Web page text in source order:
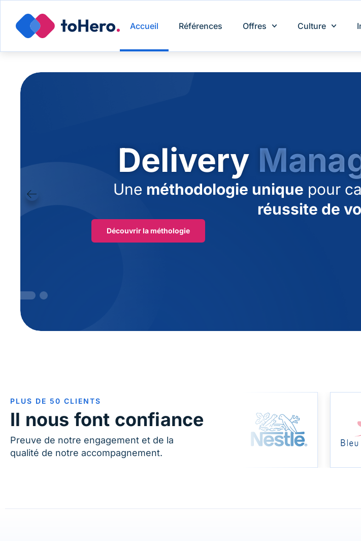
Accueil Références Offres Culture
Delivery
Une méthodologie unique pour
réussite de
Découvrir la méthologie
PLUS DE 50 CLIENTS
Il nous font confiance
Preuve de notre engagement et de la
qualité de notre accompagnement.